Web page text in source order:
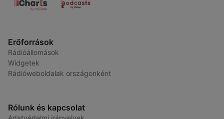
Erőforrások
Rádióállomások
Widgetek
Rádióweboldalak országonként
Rólunk és kapcsolat